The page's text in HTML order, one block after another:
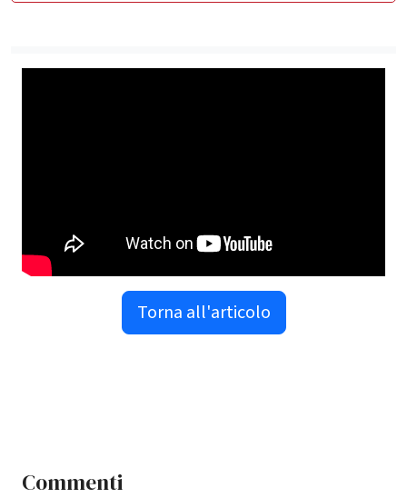
Torna all'articolo
Commenti